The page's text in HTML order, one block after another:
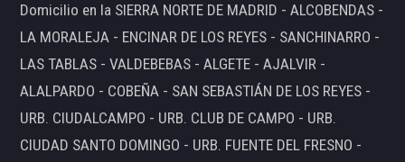
Domicilio en la SIERRA NORTE DE MADRID - ALCOBENDAS -
LA MORALEJA - ENCINAR DE LOS REYES - SANCHINARRO -
LAS TABLAS - VALDEBEBAS - ALGETE - AJALVIR -
ALALPARDO - COBEÑA - SAN SEBASTIÁN DE LOS REYES -
URB. CIUDALCAMPO - URB. CLUB DE CAMPO - URB.
CIUDAD SANTO DOMINGO - URB. FUENTE DEL FRESNO -